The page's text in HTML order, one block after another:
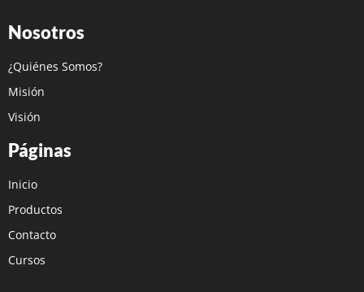
Nosotros
¿Quiénes Somos?
Misión
Visión
Páginas
Inicio
Productos
Contacto
Cursos